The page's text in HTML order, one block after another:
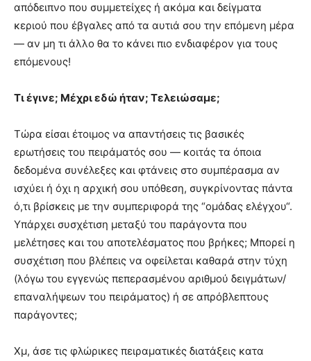
απόδειπνο που συμμετείχες ή ακόμα και δείγματα
κεριού που έβγαλες από τα αυτιά σου την επόμενη μέρα
— αν μη τι άλλο θα το κάνει πιο ενδιαφέρον για τους
επόμενους!
Τι έγινε; Μέχρι εδώ ήταν; Τελειώσαμε;
Τώρα είσαι έτοιμος να απαντήσεις τις βασικές
ερωτήσεις του πειράματός σου — κοιτάς τα όποια
δεδομένα συνέλεξες και φτάνεις στο συμπέρασμα αν
ισχύει ή όχι η αρχική σου υπόθεση, συγκρίνοντας πάντα
ό,τι βρίσκεις με την συμπεριφορά της “ομάδας ελέγχου“.
Υπάρχει συσχέτιση μεταξύ του παράγοντα που
μελέτησες και του αποτελέσματος που βρήκες; Μπορεί η
συσχέτιση που βλέπεις να οφείλεται καθαρά στην τύχη
(λόγω του εγγενώς πεπερασμένου αριθμού δειγμάτων/
επαναλήψεων του πειράματος) ή σε απρόβλεπτους
παράγοντες;
Χμ, άσε τις φλώρικες πειραματικές διατάξεις κατα